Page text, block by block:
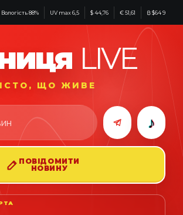
Вологість 88% UV max 6,5 $ 44,76 € 51,61 ₿ $64 992
LIVE
ЩО ЖИВЕ
♪
ПОВІДОМИТИ
НОВИНУ